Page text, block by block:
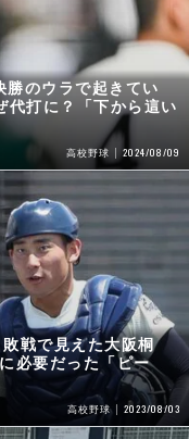
勝のウラで起きてい
打に？「下から這い
高校野球 2024/08/09
戦で見えた大阪桐
必要だった「ピー
高校野球 2023/08/03